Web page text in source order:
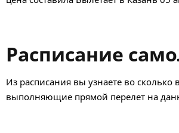
Расписание
Из расписания вы узнаете во
выполняющие прямой перелет на